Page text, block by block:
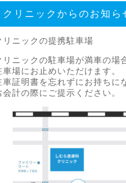
クリニックからのお知ら
リニックの提携駐車場
リニックの駐車場が満車の場
車場にお止めいただけます。
車証明書を忘れずにお持ちに
会計の際にご提示ください。